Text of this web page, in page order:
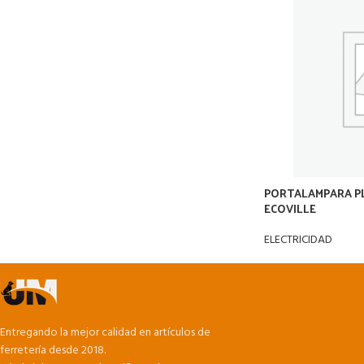
PORTALAMPARA
ECOVILLE
ELECTRICIDAD
Entregando la mejor calidad en artículos de
ferretería desde 2018.